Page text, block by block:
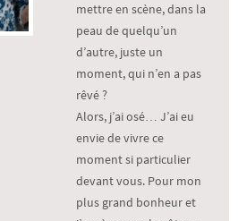
mettre en scène, dans la
peau de quelqu’un
d’autre, juste un
moment, qui n’en a pas
rêvé ?
Alors, j’ai osé… J’ai eu
envie de vivre ce
moment si particulier
devant vous. Pour mon
plus grand bonheur et